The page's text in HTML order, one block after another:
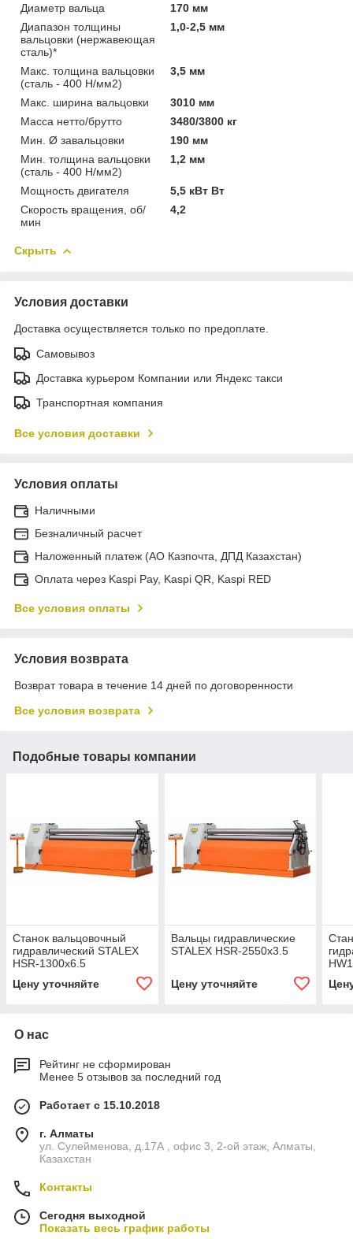
Диаметр вальца
170 мм
Диапазон толщины
вальцовки (нержавеющая
сталь)*
1,0-2,5 мм
Макс. толщина вальцовки
(сталь - 400 Н/мм2)
3,5 мм
Макс. ширина вальцовки
3010 мм
Масса нетто/брутто
3480/3800 кг
Мин. Ø завальцовки
190 мм
Мин. толщина вальцовки
(сталь - 400 Н/мм2)
1,2 мм
Мощность двигателя
5,5 кВт Вт
Скорость вращения, об/
мин
4,2
Скрыть
Условия доставки
Доставка осуществляется только по предоплате.
Самовывоз
Доставка курьером Компании или Яндекс такси
Транспортная компания
Все условия доставки
Условия оплаты
Наличными
Безналичный расчет
Наложенный платеж (АО Казпочта, ДПД Казахстан)
Оплата через Kaspi Pay, Kaspi QR, Kaspi RED
Все условия оплаты
Условия возврата
Возврат товара в течение 14 дней по договоренности
Все условия возврата
Подобные товары компании
Станок вальцовочный
гидравлический STALEX
HSR-1300x6.5
Цену уточняйте
Вальцы гидравлические
STALEX HSR-2550x3.5
Цену уточняйте
О нас
Рейтинг не сформирован
Менее 5 отзывов за последний год
Работает с 15.10.2018
г. Алматы
ул. Сулейменова, д.17А , офис 3, 2-ой этаж, Алматы,
Казахстан
Контакты
Сегодня выходной
Показать весь график работы